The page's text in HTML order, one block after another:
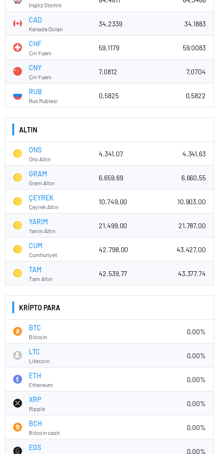
İngiliz Sterlini
CAD
Kanada Doları
34,2339 34,1883
CHF
Çin Yuanı
59,1179 59,0083
CNY
Çin Yuanı
7,0812 7,0704
RUB
Rus Rublesi
0,5825 0,5822
ALTIN
ONS
Ons Altın
4.341,07 4.341,63
GRAM
Gram Altın
6.659,69 6.660,55
ÇEYREK
Çeyrek Altın
10.749,00 10.903,00
YARIM
Yarım Altın
21.499,00 21.787,00
CUM
Cumhuriyet
42.798,00 43.427,00
TAM
Tam Altın
42.539,77 43.377,74
KRİPTO PARA
BTC
Bitcoin
0.00%
LTC
Litecoin
0.00%
ETH
Ethereum
0.00%
XRP
Ripple
0.00%
BCH
Bitcoin cash
0.00%
EOS 0.00%